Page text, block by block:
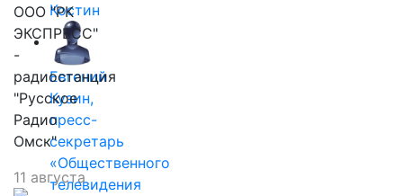
Костин
Евгений
Кузин,
пресс-
секретарь
«Общественного
телевидения
ООО "РК
ЭКСПРЕСС"
-
радиостанция
"Русское
Радио
Омск"
11 августа